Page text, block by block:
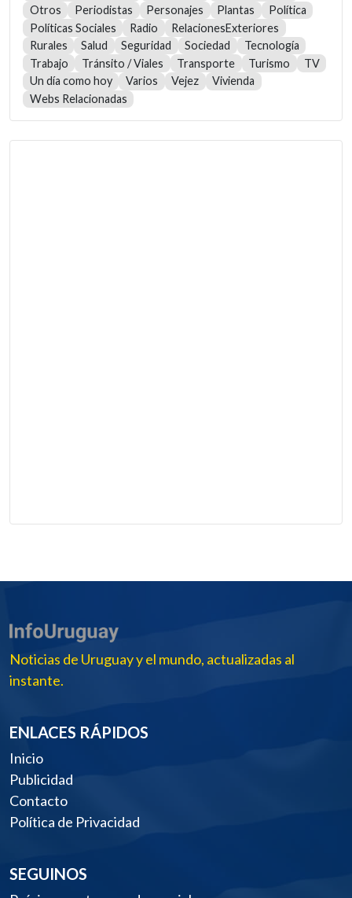
Otros
Periodistas Personajes Plantas
Política
Políticas Sociales
Radio
RelacionesExteriores
Rurales
Salud Seguridad Sociedad
Tecnología
Trabajo
Tránsito / Viales Transporte Turismo
TV
Un día como hoy
Varios Vejez
Vivienda
Webs Relacionadas
Noticias de Uruguay y el mundo, actualizadas al
instante.
ENLACES RÁPIDOS
Inicio
Publicidad
Contacto
Política de Privacidad
SEGUINOS